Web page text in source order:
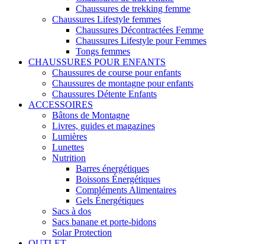
Chaussures de trekking femme
Chaussures Lifestyle femmes
Chaussures Décontractées Femme
Chaussures Lifestyle pour Femmes
Tongs femmes
CHAUSSURES POUR ENFANTS
Chaussures de course pour enfants
Chaussures de montagne pour enfants
Chaussures Détente Enfants
ACCESSOIRES
Bâtons de Montagne
Livres, guides et magazines
Lumières
Lunettes
Nutrition
Barres énergétiques
Boissons Énergétiques
Compléments Alimentaires
Gels Énergétiques
Sacs à dos
Sacs banane et porte-bidons
Solar Protection